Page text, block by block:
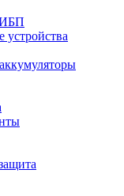
ИБП
устройства